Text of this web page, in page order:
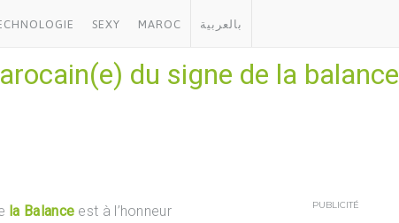
SEXY MAROC بالعربية
du signe de la balance
la Balance est à l’honneur
PUBLICITÉ